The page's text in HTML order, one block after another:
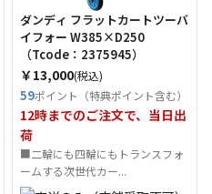
ダンディ フラットカートツーバ
イフォー W385×D250
（Tcode：2375945）
￥13,000(税込)
59ポイント（特典ポイント含む）
12時までのご注文で、当日出
荷
■二輪にも四輪にもトランスフォ
ームする次世代カー...